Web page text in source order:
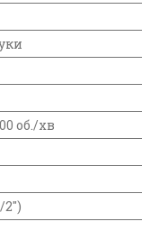
об./хв
2")